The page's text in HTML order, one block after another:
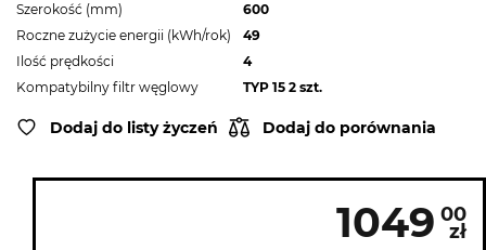
Szerokość (mm)
600
Roczne zużycie energii (kWh/rok)
49
Ilość prędkości
4
Kompatybilny filtr węglowy
TYP 15 2 szt.
Dodaj do listy życzeń Dodaj do porównania
1049 00
zł